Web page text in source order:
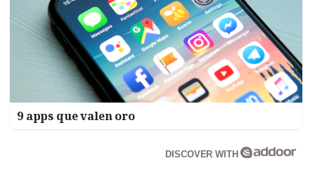
9 apps que valen oro
DISCOVER WITH